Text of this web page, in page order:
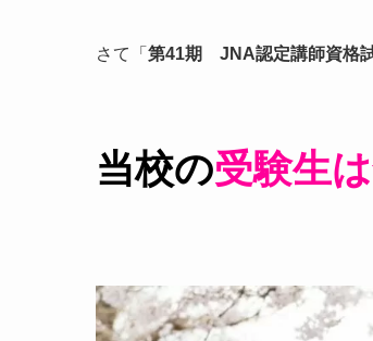
さて「 第41期 JNA認定講師資格
当校の受験生は